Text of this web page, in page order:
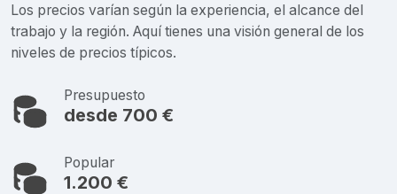
Los precios varían según la experiencia, el alcance del
trabajo y la región. Aquí tienes una visión general de los
niveles de precios típicos.
Presupuesto
desde 700 €
Popular
1.200 €